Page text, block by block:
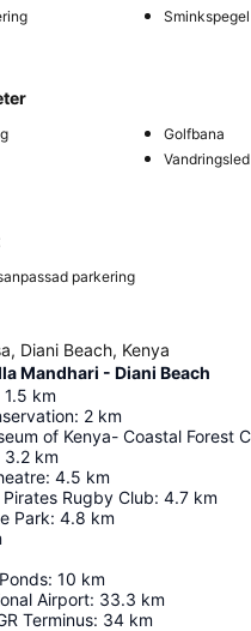
Sminkspegel
Golfbana
Vandringsled
parkering
Diani Beach, Kenya
Mandhari - Diani Beach
1.5 km
: 2 km
3.2 km
: 4.5 km
Rugby Club: 4.7 km
Park: 4.8 km
: 10 km
Airport: 33.3 km
Terminus: 34 km